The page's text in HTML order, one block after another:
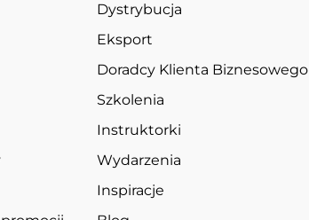
Dystrybucja
Eksport
Doradcy Klienta Biznesowego
Szkolenia
Instruktorki
Wydarzenia
Inspiracje